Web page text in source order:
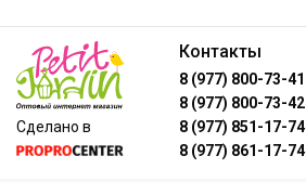
Сделано в
Контакты
8 (977) 800-73-41
8 (977) 800-73-42
8 (977) 851-17-74
8 (977) 861-17-74